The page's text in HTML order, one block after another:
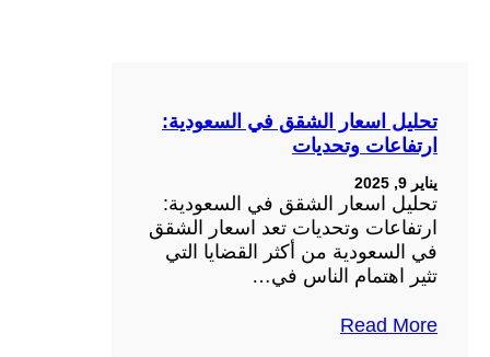
تحليل اسعار الشقق في السعودية:
ارتفاعات وتحديات
يناير 9, 2025
تحليل اسعار الشقق في السعودية:
ارتفاعات وتحديات تعد اسعار الشقق
في السعودية من أكثر القضايا التي
تثير اهتمام الناس في…
Read More